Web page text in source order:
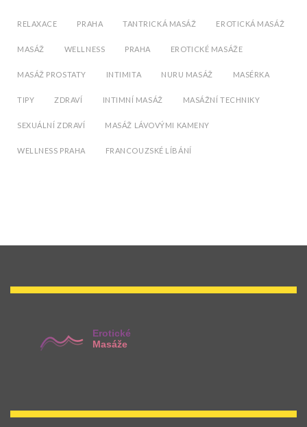
RELAXACE PRAHA TANTRICKÁ MASÁŽ EROTICKÁ MASÁŽ
MASÁŽ WELLNESS PRAHA EROTICKÉ MASÁŽE
MASÁŽ PROSTATY INTIMITA NURU MASÁŽ MASÉRKA
TIPY ZDRAVÍ INTIMNÍ MASÁŽ MASÁŽNÍ TECHNIKY
SEXUÁLNÍ ZDRAVÍ MASÁŽ LÁVOVÝMI KAMENY
WELLNESS PRAHA FRANCOUZSKÉ LÍBÁNÍ